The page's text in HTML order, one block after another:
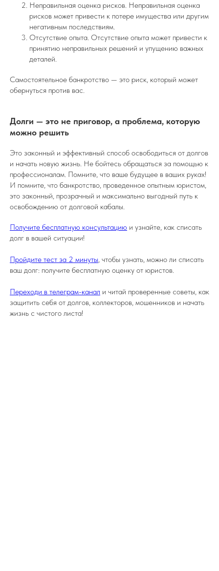
Неправильная оценка рисков. Неправильная оценка
рисков может привести к потере имущества или другим
негативным последствиям.
Отсутствие опыта. Отсутствие опыта может привести к
принятию неправильных решений и упущению важных
деталей.
Самостоятельное банкротство — это риск, который может
обернуться против вас.
Долги — это не приговор, а проблема, которую
можно решить
Это законный и эффективный способ освободиться от долгов
и начать новую жизнь. Не бойтесь обращаться за помощью к
профессионалам. Помните, что ваше будущее в ваших руках!
И помните, что банкротство, проведенное опытным юристом,
это законный, прозрачный и максимально выгодный путь к
освобождению от долговой кабалы.
Получите бесплатную консультацию и узнайте, как списать
долг в вашей ситуации!
Пройдите тест за 2 минуты, чтобы узнать, можно ли списать
ваш долг: получите бесплатную оценку от юристов.
Переходи в телеграм-канал и читай проверенные советы, как
защитить себя от долгов, коллекторов, мошенников и начать
жизнь с чистого листа!